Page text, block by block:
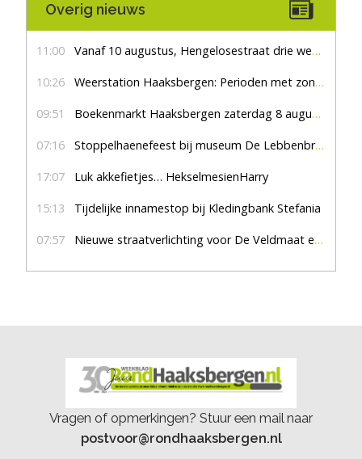
Overig nieuws
11:00 Vanaf 10 augustus, Hengelosestraat drie weken dicht voor doorgaand verkeer
10:26 Weerstation Haaksbergen: Perioden met zon en droog
09:51 Boekenmarkt Haaksbergen zaterdag 8 augustus, marktplein Haaksbergen
07:16 Stoppelhaenefeest bij museum De Lebbenbrugge
17:07 Luk akkefietjes… HekselmesienHarry
15:13 Tijdelijke innamestop bij Kledingbank Stefania
07:57 Nieuwe straatverlichting voor De Veldmaat en De Pas
Vragen of opmerkingen? Stuur een mail naar
postvoor@rondhaaksbergen.nl